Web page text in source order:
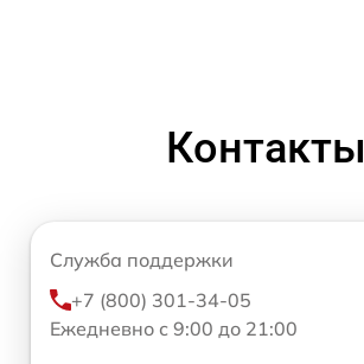
Контакты
Служба поддержки
+7 (800) 301-34-05
Ежедневно с 9:00 до 21:00